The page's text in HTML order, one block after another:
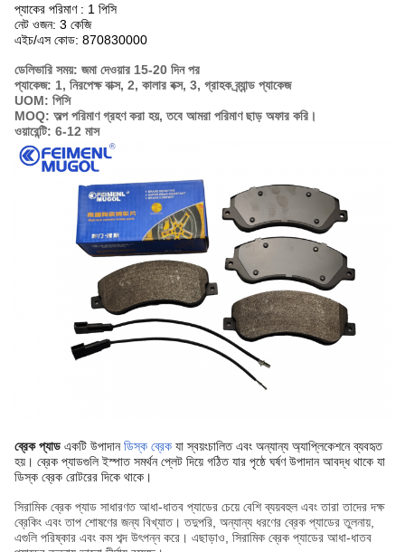
প্যাকের পরিমাণ : 1 পিসি
নেট ওজন: 3 কেজি
এইচ/এস কোড: 870830000
ডেলিভারি সময়: জমা দেওয়ার 15-20 দিন পর
প্যাকেজ: 1, নিরপেক্ষ বাক্স, 2, কালার বক্স, 3, গ্রাহক ব্র্যান্ড প্যাকেজ
UOM: পিসি
MOQ: অল্প পরিমাণ গ্রহণ করা হয়, তবে আমরা পরিমাণ ছাড় অফার করি।
ওয়ারেন্টি: 6-12 মাস
ব্রেক প্যাড একটি উপাদানডিস্ক ব্রেক যা স্বয়ংচালিত এবং অন্যান্য অ্যাপ্লিকেশনে ব্যবহৃত
হয়। ব্রেক প্যাডগুলি ইস্পাত সমর্থন প্লেট দিয়ে গঠিত যার পৃষ্ঠে ঘর্ষণ উপাদান আবদ্ধ থাকে যা
ডিস্ক ব্রেক রোটরের দিকে থাকে।
সিরামিক ব্রেক প্যাড সাধারণত আধা-ধাতব প্যাডের চেয়ে বেশি ব্যয়বহুল এবং তারা তাদের দক্ষ
ব্রেকিং এবং তাপ শোষণের জন্য বিখ্যাত। তদুপরি, অন্যান্য ধরণের ব্রেক প্যাডের তুলনায়,
এগুলি পরিষ্কার এবং কম শব্দ উৎপন্ন করে। এছাড়াও, সিরামিক ব্রেক প্যাডের আধা-ধাতব